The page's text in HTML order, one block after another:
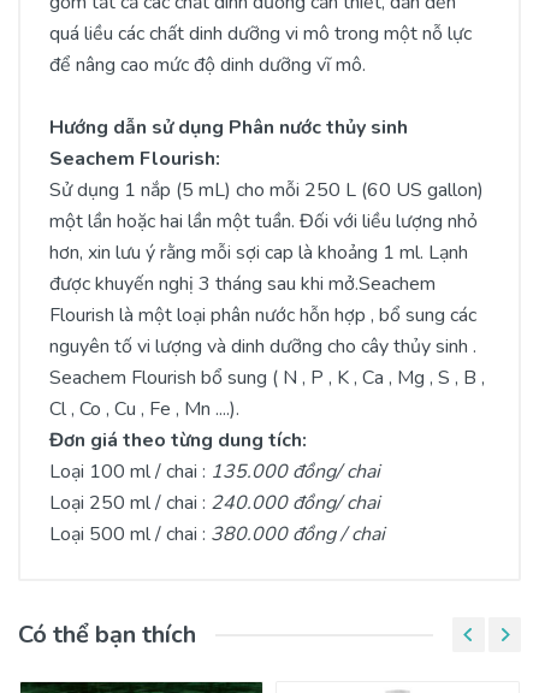
quá liều các chất dinh dưỡng vi mô trong một nỗ lực
để nâng cao mức độ dinh dưỡng vĩ mô.
Hướng dẫn sử dụng Phân nước thủy sinh
Seachem Flourish:
Sử dụng 1 nắp (5 mL) cho mỗi 250 L (60 US gallon)
một lần hoặc hai lần một tuần. Đối với liều lượng nhỏ
hơn, xin lưu ý rằng mỗi sợi cap là khoảng 1 ml. Lạnh
được khuyến nghị 3 tháng sau khi mở.Seachem
Flourish là một loại phân nước hỗn hợp , bổ sung các
nguyên tố vi lượng và dinh dưỡng cho cây thủy sinh .
Seachem Flourish bổ sung ( N , P , K , Ca , Mg , S , B ,
Cl , Co , Cu , Fe , Mn ....).
Đơn giá theo từng dung tích:
Loại 100 ml / chai : 135.000 đồng/ chai
Loại 250 ml / chai : 240.000 đồng/ chai
Loại 500 ml / chai : 380.000 đồng / chai
Có thể bạn thích